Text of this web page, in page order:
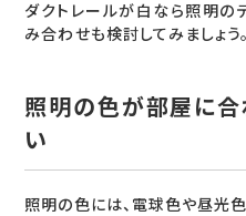
ダクトレールが白なら照明の
み合わせも検討してみましょう。
照明の色が部屋に合
い
照明の色には、電球色や昼光